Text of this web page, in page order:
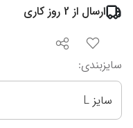
ارسال از 2 روز کاری
سایزبندی:
سایز L